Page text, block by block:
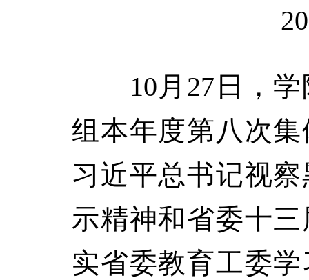
10月27日，学
组本年度第八次
习近平总书记视
示精神和省委十
实省委教育工委